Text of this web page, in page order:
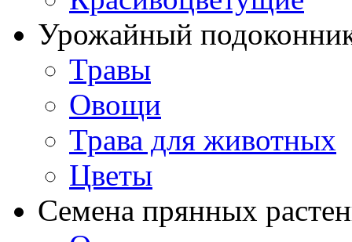
Урожайный
Травы
Овощи
Трава для животных
Цветы
Семена прянных